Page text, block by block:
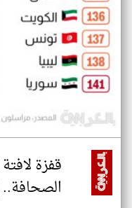
قفزة
الصحافة..